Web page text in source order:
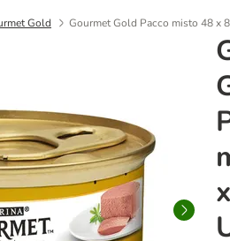
Gold Gourmet Gold Pacco misto 48 x